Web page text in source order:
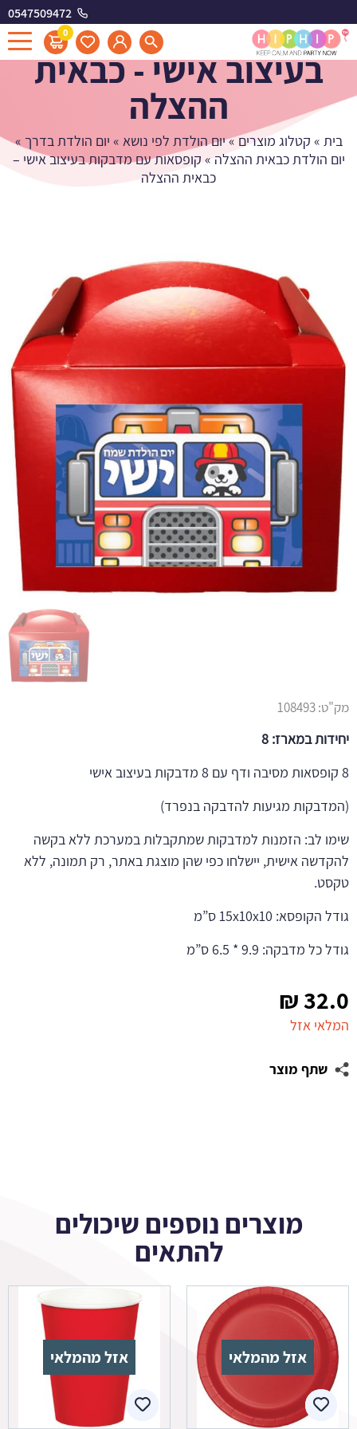
0547509472
0
קופסאות עם מדבקות
בעיצוב אישי - כבאית
ההצלה
בית » קטלוג מוצרים»יום הולדת לפי נושא » יום הולדת בדרך »
יום הולדת כבאית ההצלה » קופסאות עם מדבקות בעיצוב אישי –
כבאית ההצלה
32.0
₪
המלאי אזל
שתף מוצר
מק"ט:108493
יחידות במארז: 8
8 קופסאות מסיבה ודף עם 8 מדבקות בעיצוב אישי
(המדבקות מגיעות להדבקה בנפרד)
שימו לב: הזמנות למדבקות שמתקבלות במערכת ללא בקשה
להקדשה אישית, יישלחו כפי שהן מוצגת באתר, רק תמונה, ללא
טקסט.
גודל הקופסא: 15x10x10 ס”מ
גודל כל מדבקה: 9.9 * 6.5 ס”מ
מוצרים נוספים שיכולים
להתאים
אזל מהמלאי אזל מהמלאי